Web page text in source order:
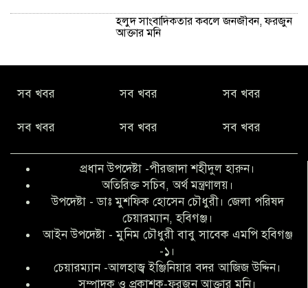
হলুদ সাংবাদিকতার কবলে জনজীবন, ফরজুন
আক্তার মনি
কিবরিয়া
বৃত্তি পরীক্ষার সুযোগ করে দিলেন প্রধান শিক্ষক
ফারুক মাস্টার
আব্দুল হক তালুকদার ফাউন্ডেশন মানবতার
শিকড় ছুঁই ছুঁই,ফরজুন আক্তার মনি
সিলেট রেঞ্জের শ্রেষ্ঠ ওসি নির্বাচিত হলেন
সব খবর সব খবর সব খবর
সব খবর সব খবর সব খবর
প্রধান উপদেষ্টা -পীরজাদা শহীদুল হারুন।
অতিরিক্ত সচিব, অর্থ মন্ত্রণালয়।
উপদেষ্টা - ডাঃ মুশফিক হোসেন চৌধুরী। জেলা পরিষদ
চেয়ারম্যান, হবিগঞ্জ।
আইন উপদেষ্টা - মুনিম চৌধুরী বাবু সাবেক এমপি হবিগঞ্জ
-১।
চেয়ারম্যান -আলহাজ্ব ইঞ্জিনিয়ার বদর আজিজ উদ্দিন।
সম্পাদক ও প্রকাশক-ফরজুন আক্তার মনি।